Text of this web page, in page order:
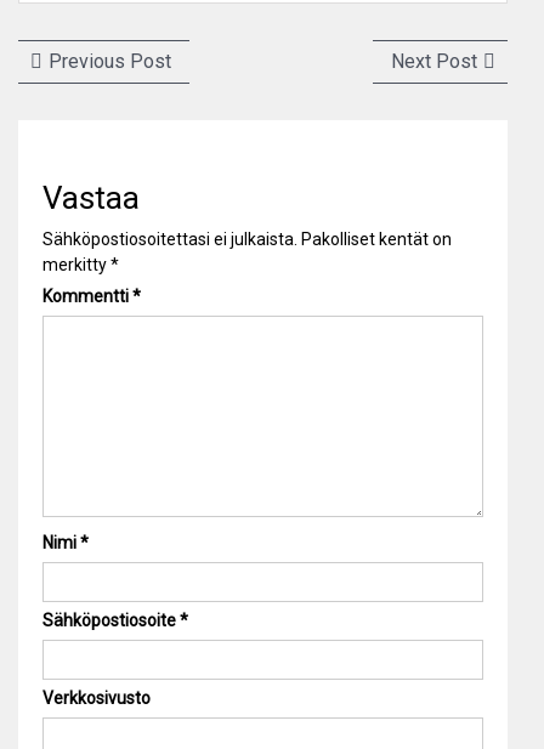
Artikkelien
Previous PostPrevious
post:
Next PostNext
post:
Vastaa
Sähköpostiosoitettasi ei julkaista. Pakolliset kentät on
merkitty*
Kommentti*
Nimi*
Sähköpostiosoite*
Verkkosivusto